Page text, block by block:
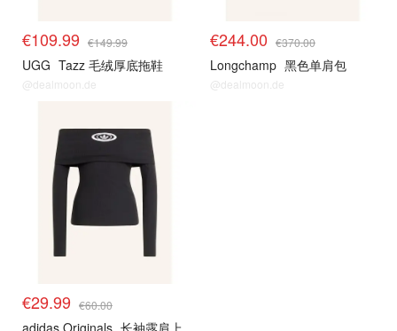
€109.99 €149.99
UGG Tazz 毛绒厚底拖鞋
@dealmoon.de
€244.00 €370.00
Longchamp 黑色单肩包
@dealmoon.de
€29.99 €60.00
adidas Originals 长袖露肩上